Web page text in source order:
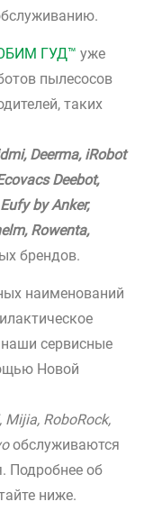
ГУД™ уже
пылесосов
таких
Deerma, iRobot
Deebot,
by Anker,
Rowenta,
брендов.
наименований
сервисные
Новой
Mijia, RoboRock,
обслуживаются
Подробнее об
ниже.